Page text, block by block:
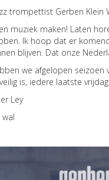
trompettist Gerben
muziek maken! Laten
Ik hoop dat er
blijven. Dat onze
we afgelopen seizoen
is, iedere laatste
Ley